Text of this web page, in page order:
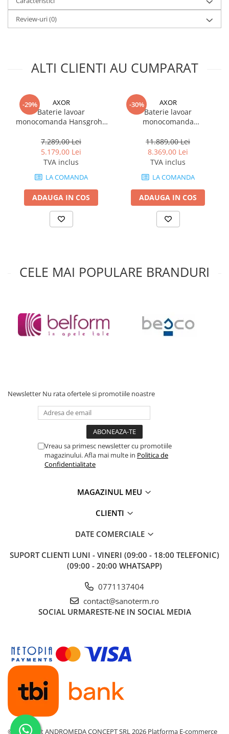
Cadite de dus
Cadite semitorunde
Cadite semirotunde
Cadita pentagonala
Rigole si canale de scurgere dus
Usi si pereti
Usi culisante
Usi pliabile
Pereti ficsi
Sisteme de dus
Coloane de dus
Sisteme de dus incastrate
Brate si palarii dus
Accesorii toaleta
Sifoane, ventile si racorduri
Sifoane si ventile lavoar
Sifoane si ventile cada
Sifoane si ventile cadita dus
Sifoane pardoseala si terasa
Baterii cu dus extractabil
Chiuvete Compozit
Seturi chiuvete si baterii
Incalzire in pardoseala
Grup amestec
Automatizari
Pompe recirculare
Pompa ridicare presiune
Cutii distribuitoare
Review-uri(0)
ALTI CLIENTI AU CUMPARAT
-29% AXOR
Baterie lavoar
monocomanda Hansgrohe
elemente
7.289,00 Lei
5.179,00 Lei
TVA inclus
LA COMANDA
ADAUGA IN COS
-30% AXOR
Baterie lavoar
monocomanda
Axor MyEdition
11.889,00 Lei
8.369,00 Lei
TVA inclus
LA COMANDA
ADAUGA IN COS
CELE MAI POPULARE BRANDURI
Newsletter Nu rata ofertele si promotiile noastre
Vreau sa primesc newsletter cu promotiile
magazinului. Afla mai multe in Politica de
Confidentialitate
MAGAZINUL MEU
CLIENTI
DATE COMERCIALE
SUPORT CLIENTI LUNI - VINERI (09:00 - 18:00 TELEFONIC)
(09:00 - 20:00 WHATSAPP)
0771137404
contact@sanoterm.ro
SOCIAL URMARESTE-NE IN SOCIAL MEDIA
©Copyright ANDROMEDA CONCEPT SRL 2026 Platforma E-commerce